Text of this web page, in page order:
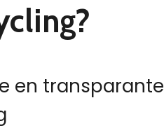
en transparante